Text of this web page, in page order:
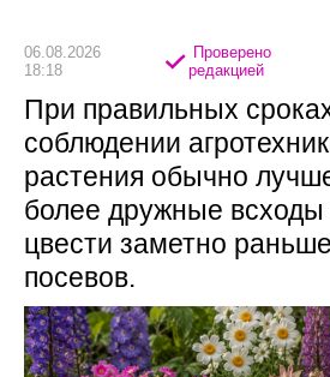
06.08.2026
18:18
Проверено
редакцией
При правильных
соблюдении
растения обычно
более дружные
цвести заметно
посевов.